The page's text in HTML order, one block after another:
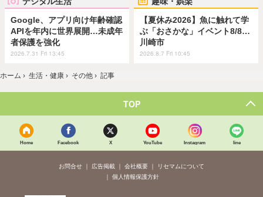
Google、アプリ向け年齢確認
APIを年内に世界展開…未成年
者保護を強化
2026.7.31 Fri 13:45
【夏休み2026】魚に触れて学
ぶ「おさかな」イベント8/8…
川崎市
2026.8.7 Fri 10:45
ホーム › 生活・健康 › その他 › 記事
TOP
Home Facebook X YouTube Instagram line
お問合せ 広告掲載 会社概要
リセマムについて
個人情報保護方針